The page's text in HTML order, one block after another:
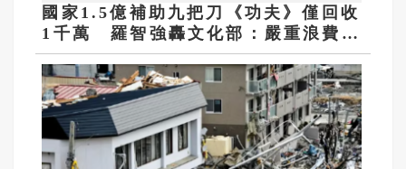
國家1.5億補助九把刀《功夫》僅回收
1千萬 羅智強轟文化部：嚴重浪費公
帑